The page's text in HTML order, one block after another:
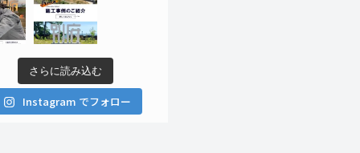
さらに読み込む
Instagram でフォロー